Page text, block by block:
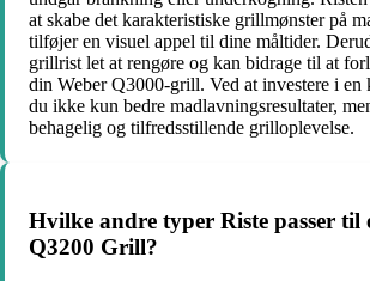
at skabe det karakteristiske grillmønster på
tilføjer en visuel appel til dine måltider.
grillrist let at rengøre og kan bidrage til at
din Weber Q3000-grill. Ved at investere i
du ikke kun bedre madlavningsresultater,
behagelig og tilfredsstillende grilloplevelse.
Hvilke andre typer Riste passer til
Q3200 Grill?